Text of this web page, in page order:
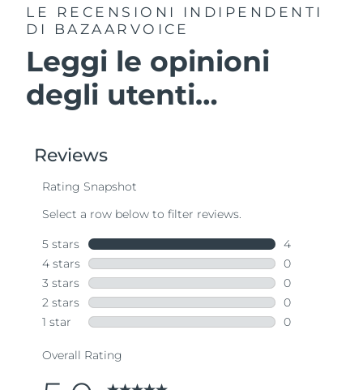
LE RECENSIONI INDIPENDENTI
DI BAZAARVOICE
Leggi le opinioni
degli utenti…